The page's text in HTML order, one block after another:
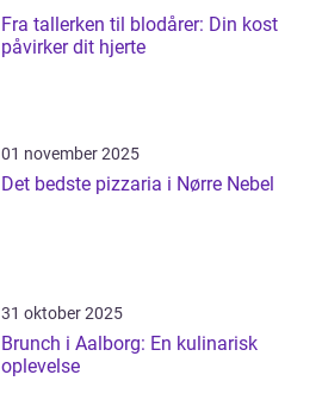
Fra tallerken til blodårer: Din kost
påvirker dit hjerte
01 november 2025
Det bedste pizzaria i Nørre Nebel
31 oktober 2025
Brunch i Aalborg: En kulinarisk
oplevelse